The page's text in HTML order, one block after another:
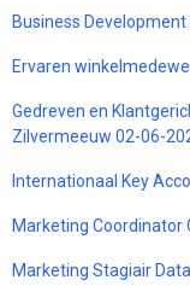
Business
Ervaren
Gedreven en
Zilvermeeuw 02-06-
Internationaal Key
Marketing Coordinator
Marketing Stagiair